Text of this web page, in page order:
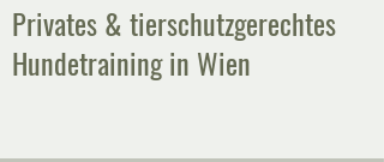
Privates & tierschutzgerechtes
Hundetraining in Wien